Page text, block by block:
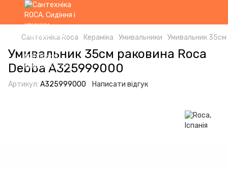
Сантехніка Roca Кераміка Умивальники Умивальник
Умивальник 35см раковина Roca
Debba A325999000
Артикул: A325999000 Написати відгук